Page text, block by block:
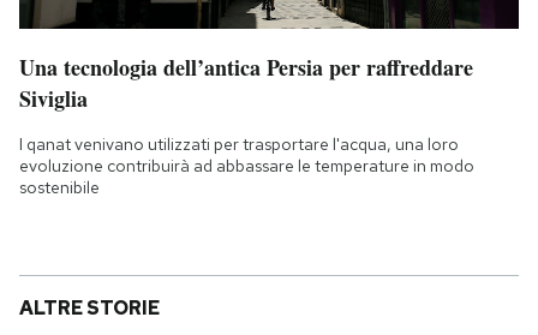
Una tecnologia dell’antica Persia per raffreddare
Siviglia
I qanat venivano utilizzati per trasportare l'acqua, una loro
evoluzione contribuirà ad abbassare le temperature in modo
sostenibile
ALTRE STORIE